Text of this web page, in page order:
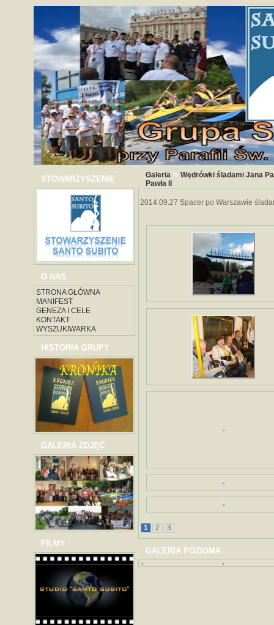
STOWARZYSZENIE
O NAS
STRONA GŁÓWNA
MANIFEST
GENEZA I CELE
KONTAKT
WYSZUKIWARKA
HISTORIA GRUPY
GALERIA ZDJĘĆ
FILMY
Galeria > Wędrówki śladami Jana
Pawła II
2014.09.27 Spacer po Warszawie
1 2 3
GALERIA POZIOMA